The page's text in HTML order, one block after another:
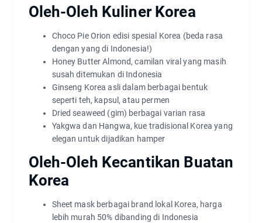
Oleh-Oleh Kuliner Korea
Choco Pie Orion edisi spesial Korea (beda rasa
dengan yang di Indonesia!)
Honey Butter Almond, camilan viral yang masih
susah ditemukan di Indonesia
Ginseng Korea asli dalam berbagai bentuk
seperti teh, kapsul, atau permen
Dried seaweed (gim) berbagai varian rasa
Yakgwa dan Hangwa, kue tradisional Korea yang
elegan untuk dijadikan hamper
Oleh-Oleh Kecantikan Buatan
Korea
Sheet mask berbagai brand lokal Korea, harga
lebih murah 50% dibanding di Indonesia